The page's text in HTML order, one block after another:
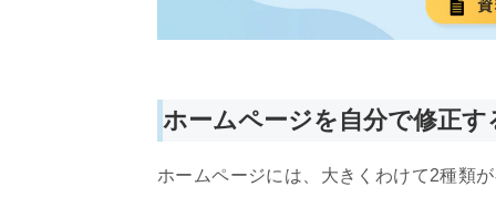
ホームページを自分で修正
ホームページには、大きくわけて2種類